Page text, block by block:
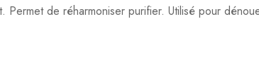
Permet de réharmoniser purifier. Utilisé pour